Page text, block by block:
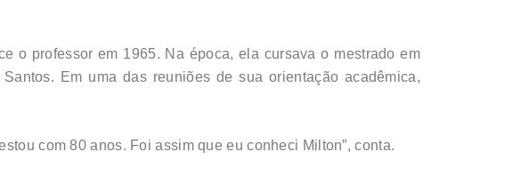
o professor em 1965. Na época, ela cursava o mestrado em
Em uma das reuniões de sua orientação acadêmica,
com 80 anos. Foi assim que eu conheci Milton”, conta.